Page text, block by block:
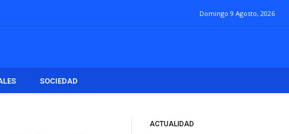
Domingo 9 Agosto, 2026
SOCIEDAD
ACTUALIDAD